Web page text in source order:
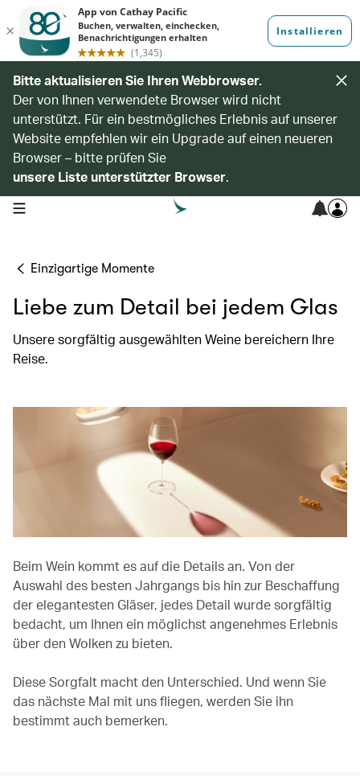
Bitte aktualisieren Sie Ihren Webbrowser.
Der von Ihnen verwendete Browser wird nicht
unterstützt. Für ein bestmögliches Erlebnis auf unserer
Website empfehlen wir ein Upgrade auf einen neueren
Browser – bitte prüfen Sie
unsere Liste unterstützter Browser.
open navigation menu
Einzigartige Momente
Liebe zum Detail bei jedem Glas
Unsere sorgfältig ausgewählten Weine bereichern Ihre
Reise.
Beim Wein kommt es auf die Details an. Von der
Auswahl des besten Jahrgangs bis hin zur Beschaffung
der elegantesten Gläser, jedes Detail wurde sorgfältig
bedacht, um Ihnen ein möglichst angenehmes Erlebnis
über den Wolken zu bieten.
Diese Sorgfalt macht den Unterschied. Und wenn Sie
das nächste Mal mit uns fliegen, werden Sie ihn
bestimmt auch bemerken.